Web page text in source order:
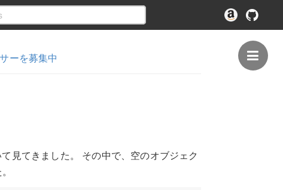
ーを募集中
見てきました。 その中で、空のオブジェク